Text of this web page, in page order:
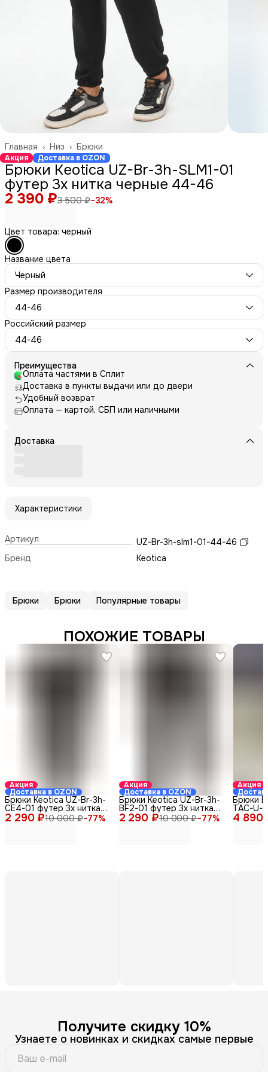
Брюки
Низ ›
Главная ›
Акция Доставка в OZON
Брюки Keotica UZ-Br-3h-SLM1-01
футер 3х нитка черные 44-46
2 390 ₽3 500 ₽−32%
Цвет товара: черный
Название цвета
Черный
Размер производителя
44-46
Российский размер
44-46
Преимущества
Оплата частями в Сплит
Доставка в пункты выдачи или до двери
Удобный возврат
Оплата — картой, СБП или наличными
Доставка
Характеристики
Артикул
UZ-Br-3h-slm1-01-44-46
Бренд
Keotica
Брюки Брюки Популярные товары
ПОХОЖИЕ ТОВАРЫ
Акция
Доставка в OZON
2 290 ₽10 000 ₽−77%
Брюки Keotica UZ-Br-3h-
CE4-01 футер 3х нитка
черные 44-46
Акция
Доставка в OZON
2 290 ₽10 000 ₽−77%
Брюки Keotica UZ-Br-3h-
BF2-01 футер 3х нитка
черные 44-46
Акция
4 890
Брюки
TAC-U-
хлопок,
олива
Получите скидку 10%
Узнаете о новинках и скидках самые первые